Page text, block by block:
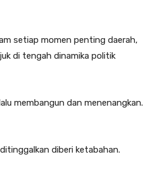
setiap momen penting daerah,
di tengah dinamika politik
membangun dan menenangkan.
diberi ketabahan.